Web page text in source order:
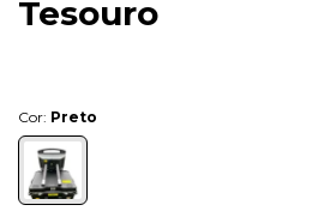
Tesouro
Cor: Preto